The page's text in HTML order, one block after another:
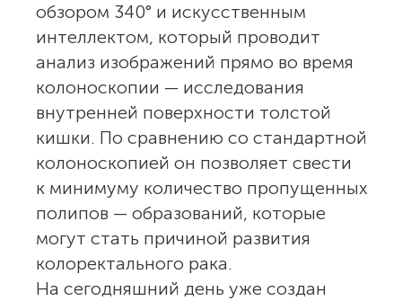
обзором 340° и искусственным
интеллектом, который проводит
анализ изображений прямо во время
колоноскопии — исследования
внутренней поверхности толстой
кишки. По сравнению со стандартной
колоноскопией он позволяет свести
к минимуму количество пропущенных
полипов — образований, которые
могут стать причиной развития
колоректального рака.
На сегодняшний день уже создан